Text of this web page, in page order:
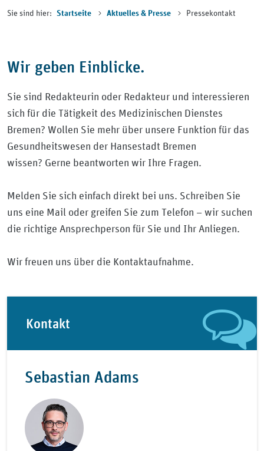
Sie sind hier: Startseite Aktuelles & Presse Pressekontakt
Wir geben Einblicke.
Sie sind Redakteurin oder Redakteur und interessieren
sich für die Tätigkeit des Medizinischen Dienstes
Bremen? Wollen Sie mehr über unsere Funktion für das
Gesundheitswesen der Hansestadt Bremen
wissen? Gerne beantworten wir Ihre Fragen.
Melden Sie sich einfach direkt bei uns. Schreiben Sie
uns eine Mail oder greifen Sie zum Telefon – wir suchen
die richtige Ansprechperson für Sie und Ihr Anliegen.
Wir freuen uns über die Kontaktaufnahme.
Kontakt
Sebastian Adams